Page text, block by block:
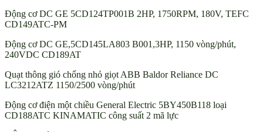
Động cơ DC GE 5CD124TP001B 2HP, 1750RPM, 180V, TEFC
CD149ATC-PM
Động cơ DC GE,5CD145LA803 B001,3HP, 1150 vòng/phút,
240VDC CD189AT
Quạt thông gió chống nhỏ giọt ABB Baldor Reliance DC
LC3212ATZ 1150/2500 vòng/phút
Động cơ điện một chiều General Electric 5BY450B118 loại
CD188ATC KINAMATIC công suất 2 mã lực